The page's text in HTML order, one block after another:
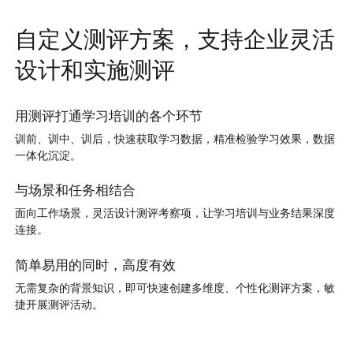
自定义测评方案，支持企业灵活
设计和实施测评
用测评打通学习培训的各个环节
训前、训中、训后，快速获取学习数据，精准检验学习效果，数据
一体化沉淀。
与场景和任务相结合
面向工作场景，灵活设计测评考察项，让学习培训与业务结果深度
连接。
简单易用的同时，高度有效
无需复杂的背景知识，即可快速创建多维度、个性化测评方案，敏
捷开展测评活动。